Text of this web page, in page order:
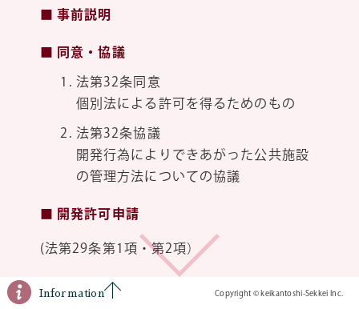
■ 事前説明
■ 同意・協議
法第32条同意
個別法による許可を得るためのもの
法第32条協議
開発行為によりできあがった公共施設
の管理方法についての協議
■ 開発許可申請
(法第29条第1項・第2項）
■ 開発許可 Copyright © keikantoshi-Sekkei Inc.
Information